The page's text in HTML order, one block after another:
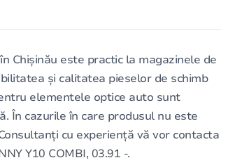
în Chișinău este practic la magazinele de
și calitatea pieselor de schimb
elementele optice auto sunt
În cazurile în care produsul nu este
cu experiență vă vor contacta
Y10 COMBI, 03.91 -.